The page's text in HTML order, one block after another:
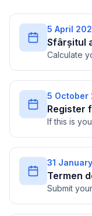
5 April
Sfârșitul
Calculate
5 October
Register
If this is
31
Termen
Submit